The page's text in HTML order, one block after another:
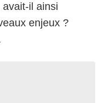
avait-il ainsi
enjeux ?